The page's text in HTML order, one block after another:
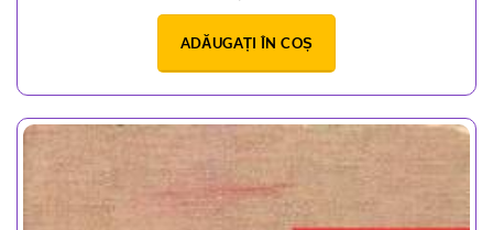
ADĂUGAȚI ÎN COȘ